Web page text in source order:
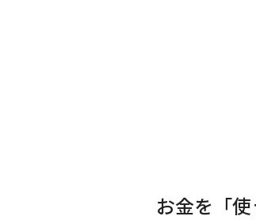
お金を「